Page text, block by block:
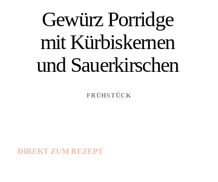
Gewürz Porridge
mit Kürbiskernen
und Sauerkirschen
FRÜHSTÜCK
DIREKT ZUM REZEPT